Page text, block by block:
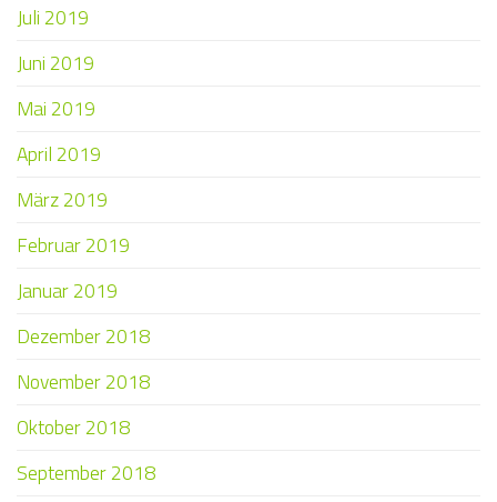
Juli 2019
Juni 2019
Mai 2019
April 2019
März 2019
Februar 2019
Januar 2019
Dezember 2018
November 2018
Oktober 2018
September 2018